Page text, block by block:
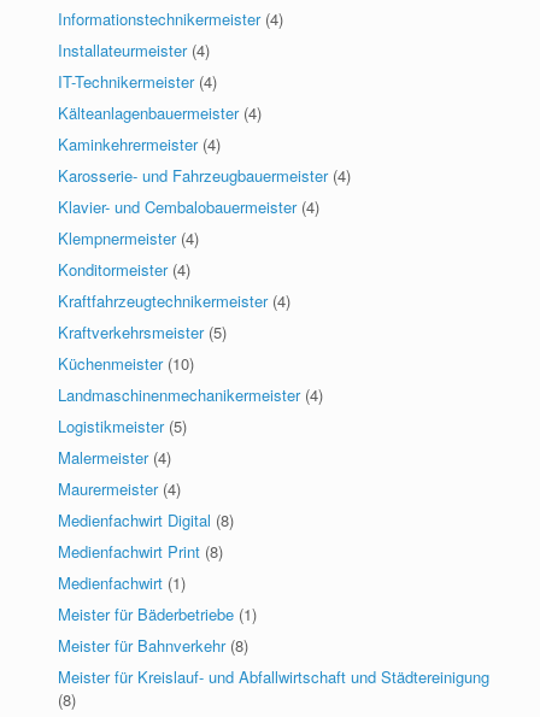
Informationstechnikermeister (4)
Installateurmeister (4)
IT-Technikermeister (4)
Kälteanlagenbauermeister (4)
Kaminkehrermeister (4)
Karosserie- und Fahrzeugbauermeister (4)
Klavier- und Cembalobauermeister (4)
Klempnermeister (4)
Konditormeister (4)
Kraftfahrzeugtechnikermeister (4)
Kraftverkehrsmeister (5)
Küchenmeister (10)
Landmaschinenmechanikermeister (4)
Logistikmeister (5)
Malermeister (4)
Maurermeister (4)
Medienfachwirt Digital (8)
Medienfachwirt Print (8)
Medienfachwirt (1)
Meister für Bäderbetriebe (1)
Meister für Bahnverkehr (8)
Meister für Kreislauf- und Abfallwirtschaft und Städtereinigung
(8)